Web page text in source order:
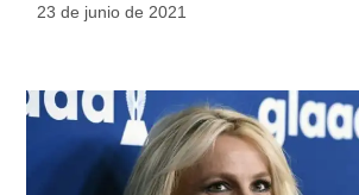
23 de junio de 2021